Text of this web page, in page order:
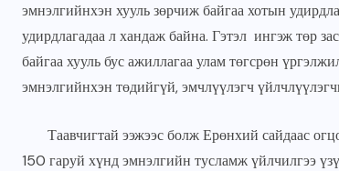
эмнэлгийнхэн хууль зөрчиж байгаа хотын
удирдлагадаа л хандаж байна. Гэтэл ингэж төр
байгаа хууль бус ажиллагаа улам төгсрөн
эмнэлгийнхэн төдийгүй, эмчлүүлэгч
Таавчигтай ээжээс болж Ерөнхий сайдаас
150 гаруй хүнд эмнэлгийн тусламж үйлчилгээ